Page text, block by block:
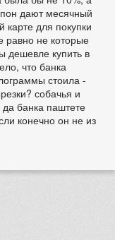
дают месячный
карте для покупки
равно не которые
дешевле купить в
что банка
стоила -
собачья и
банка паштете
конечно он не из